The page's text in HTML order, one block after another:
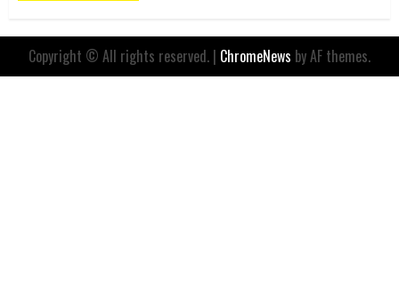
Copyright © All rights reserved. | ChromeNews by AF themes.